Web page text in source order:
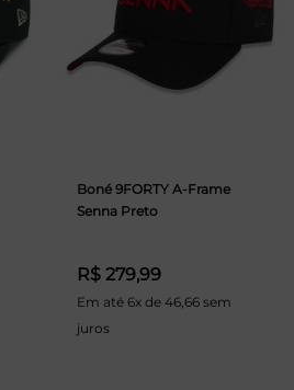
Boné 9FORTY A-Frame
Senna Preto
R$ 279,99
Em até 6x de 46,66 sem
juros